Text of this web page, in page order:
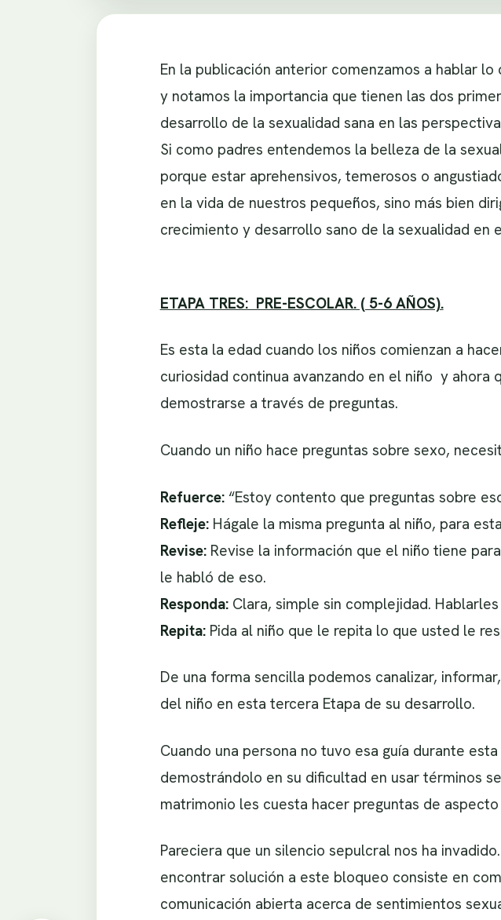
En la publicación anterior comenzamos a hablar
y notamos la importancia que tienen las dos
desarrollo de la sexualidad sana en las
Si como padres entendemos la belleza de la
porque estar aprehensivos, temerosos o
en la vida de nuestros pequeños, sino más bien
crecimiento y desarrollo sano de la sexualidad en
ETAPA TRES: PRE-ESCOLAR. ( 5-6 AÑOS).
Es esta la edad cuando los niños comienzan a
curiosidad continua avanzando en el niño y ahora
demostrarse a través de preguntas.
Cuando un niño hace preguntas sobre sexo,
Refuerce: “Estoy contento que preguntas sobre
Refleje:Hágale la misma pregunta al niño, para
Revise:Revise la información que el niño tiene
le habló de eso.
Responda: Clara, simple sin complejidad.
Repita:Pida al niño que le repita lo que usted le
De una forma sencilla podemos canalizar,
del niño en esta tercera Etapa de su desarrollo.
Cuando una persona no tuvo esa guía durante
demostrándolo en su dificultad en usar términos
matrimonio les cuesta hacer preguntas de
Pareciera que un silencio sepulcral nos ha
encontrar solución a este bloqueo consiste en
comunicación abierta acerca de sentimientos